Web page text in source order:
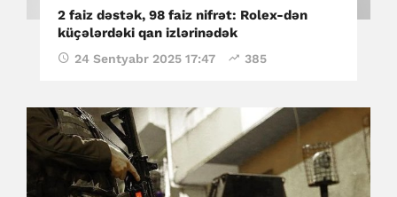
2 faiz dəstək, 98 faiz nifrət: Rolex-dən
küçələrdəki qan izlərinədək
24 Sentyabr 2025 17:47 385